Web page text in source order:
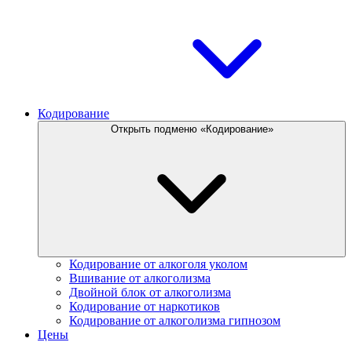
Кодирование
Открыть подменю «Кодирование»
Кодирование от алкоголя уколом
Вшивание от алкоголизма
Двойной блок от алкоголизма
Кодирование от наркотиков
Кодирование от алкоголизма гипнозом
Цены